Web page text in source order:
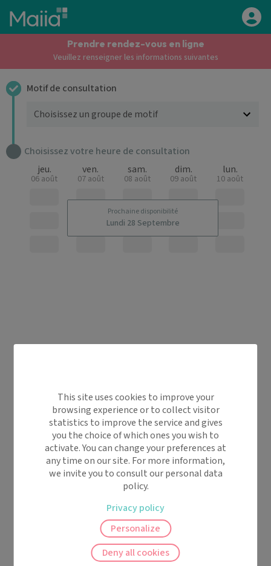
Aller au contenu principal
Prendre rendez-vous en ligne
Veuillez renseigner les informations suivantes
Motif de consultation
Choisissez votre heure de consultation
Prochaine disponibilité
Lundi 28 Septembre
jeu.
06 août
ven.
07 août
sam.
08 août
dim.
09 août
lun.
10 août
This site uses cookies to improve your
browsing experience or to collect visitor
statistics to improve the service and gives
you the choice of which ones you wish to
activate. You can change your preferences at
any time on our site. For more information,
we invite you to consult our personal data
policy.
Deny all cookies
Personalize
Privacy policy